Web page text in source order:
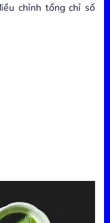
chỉnh tổng chỉ số